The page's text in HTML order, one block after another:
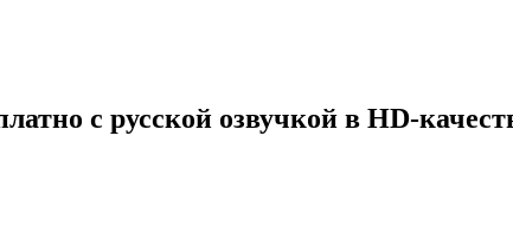
с русской озвучкой в HD-